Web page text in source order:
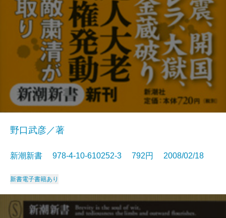
野口武彦／著
新潮新書 978-4-10-610252-3 792円 2008/02/18
新書電子書籍あり